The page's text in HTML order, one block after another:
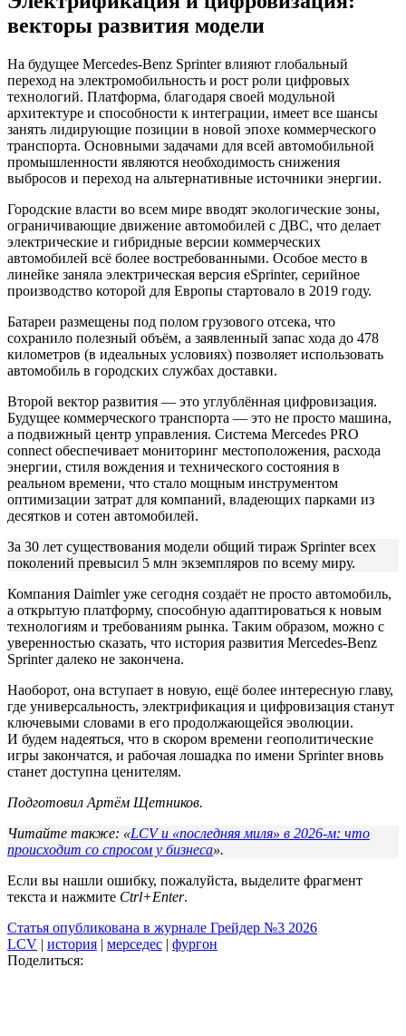
векторы развития модели
На будущее Mercedes-Benz Sprinter влияют глобальный
переход на электромобильность и рост роли цифровых
технологий. Платформа, благодаря своей модульной
архитектуре и способности к интеграции, имеет все шансы
занять лидирующие позиции в новой эпохе коммерческого
транспорта. Основными задачами для всей автомобильной
промышленности являются необходимость снижения
выбросов и переход на альтернативные источники энергии.
Городские власти во всем мире вводят экологические зоны,
ограничивающие движение автомобилей с ДВС, что делает
электрические и гибридные версии коммерческих
автомобилей всё более востребованными. Особое место в
линейке заняла электрическая версия eSprinter, серийное
производство которой для Европы стартовало в 2019 году.
Батареи размещены под полом грузового отсека, что
сохранило полезный объём, а заявленный запас хода до 478
километров (в идеальных условиях) позволяет использовать
автомобиль в городских службах доставки.
Второй вектор развития — это углублённая цифровизация.
Будущее коммерческого транспорта — это не просто машина,
а подвижный центр управления. Система Mercedes PRO
connect обеспечивает мониторинг местоположения, расхода
энергии, стиля вождения и технического состояния в
реальном времени, что стало мощным инструментом
оптимизации затрат для компаний, владеющих парками из
десятков и сотен автомобилей.
За 30 лет существования модели общий тираж Sprinter всех
поколений превысил 5 млн экземпляров по всему миру.
Компания Daimler уже сегодня создаёт не просто автомобиль,
а открытую платформу, способную адаптироваться к новым
технологиям и требованиям рынка. Таким образом, можно с
уверенностью сказать, что история развития Mercedes-Benz
Sprinter далеко не закончена.
Наоборот, она вступает в новую, ещё более интересную главу,
где универсальность, электрификация и цифровизация станут
ключевыми словами в его продолжающейся эволюции.
И будем надеяться, что в скором времени геополитические
игры закончатся, и рабочая лошадка по имени Sprinter вновь
станет доступна ценителям.
Подготовил Артём Щетников.
Читайте также: «LCV и «последняя миля» в 2026-м: что
происходит со спросом у бизнеса».
Если вы нашли ошибку, пожалуйста, выделите фрагмент
текста и нажмите Ctrl+Enter.
Статья опубликована в журнале Грейдер №3 2026
LCV | история | мерседес | фургон
Поделиться: